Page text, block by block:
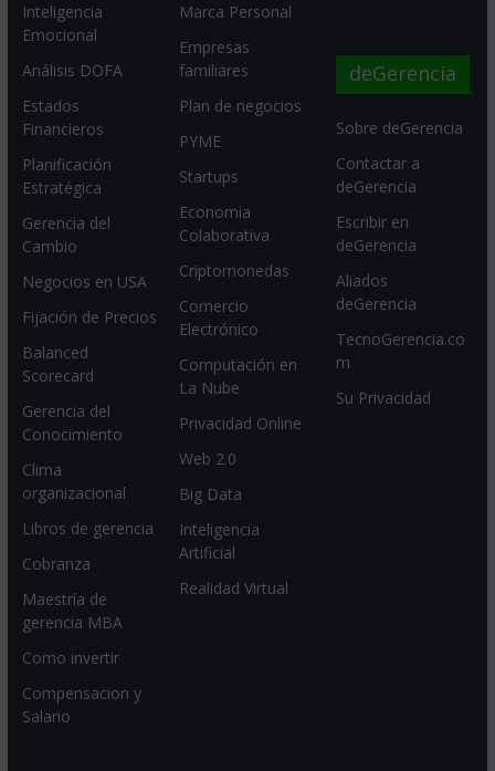
Inteligencia
Emocional
Análisis DOFA
Estados
Financieros
Planificación
Estratégica
Gerencia del
Cambio
Negocios en USA
Fijación de Precios
Balanced
Scorecard
Gerencia del
Conocimiento
Clima
organizacional
Libros de gerencia
Cobranza
Maestría de
gerencia MBA
Como invertir
Compensacion y
Salario
Marca Personal
Empresas
familiares
Plan de negocios
PYME
Startups
Economia
Colaborativa
Criptomonedas
Comercio
Electrónico
Computación en
La Nube
Privacidad Online
Web 2.0
Big Data
Inteligencia
Artificial
Realidad Virtual
deGerencia
Sobre deGerencia
Contactar a
deGerencia
Escribir en
deGerencia
Aliados
deGerencia
TecnoGerencia.co
m
Su Privacidad